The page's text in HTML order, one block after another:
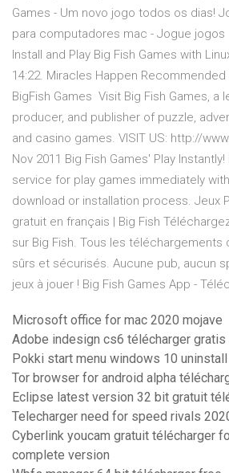
Games - Um novo jogo todos os dias!
para computadores mac - Jogue
Install and Play Big Fish Games with
14:22. Miracles Happen Recommended
BigFish Games Visit Big Fish Games, a
producer, and publisher of puzzle,
and casino games. VISIT US: http://
Nov 2011 Big Fish Games' Play
service for play games immediately
download or installation process. Jeux
gratuit en français | Big Fish
sur Big Fish. Tous les téléchargements
sûrs et sécurisés. Aucune pub, aucun
jeux à jouer ! Big Fish Games App -
Microsoft office for mac 2020 mojave
Adobe indesign cs6 télécharger gratis
Pokki start menu windows 10 uninstall
Tor browser for android alpha
Eclipse latest version 32 bit gratuit
Telecharger need for speed rivals
Cyberlink youcam gratuit télécharger
complete version